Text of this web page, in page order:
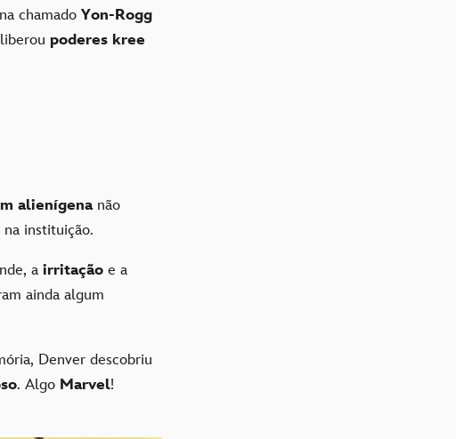
chamado Yon-Rogg
poderes kree
alienígena não
instituição.
a irritação e a
ainda algum
Denver descobriu
. Algo Marvel!